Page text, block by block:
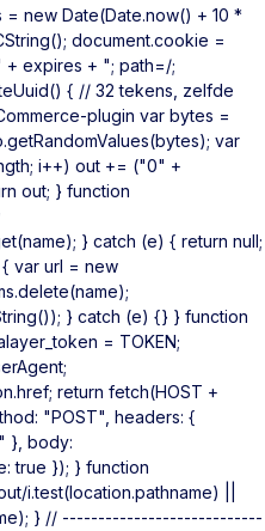
new Date(Date.now() + 10 *
document.cookie =
expires + "; path=/;
{ // 32 tekens, zelfde
plugin var bytes =
var
i++) out += ("0" +
out; } function
} catch (e) { return null;
var url = new
} catch (e) {} } function
= TOKEN;
return fetch(HOST +
"POST", headers: {
}, body:
true }); } function
i.test(location.pathname) ||
} // ----------------------------